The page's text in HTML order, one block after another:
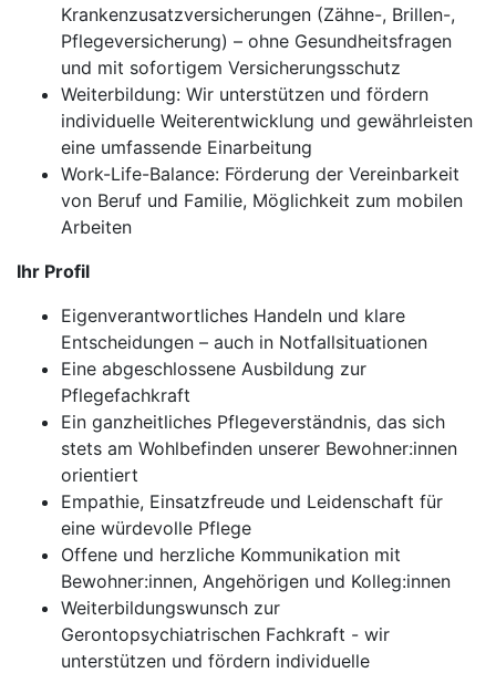
Krankenzusatzversicherungen (Zähne-, Brillen-,
Pflegeversicherung) – ohne Gesundheitsfragen
und mit sofortigem Versicherungsschutz
Weiterbildung: Wir unterstützen und fördern
individuelle Weiterentwicklung und gewährleisten
eine umfassende Einarbeitung
Work-Life-Balance: Förderung der Vereinbarkeit
von Beruf und Familie, Möglichkeit zum mobilen
Arbeiten
Ihr Profil
Eigenverantwortliches Handeln und klare
Entscheidungen – auch in Notfallsituationen
Eine abgeschlossene Ausbildung zur
Pflegefachkraft
Ein ganzheitliches Pflegeverständnis, das sich
stets am Wohlbefinden unserer Bewohner:innen
orientiert
Empathie, Einsatzfreude und Leidenschaft für
eine würdevolle Pflege
Offene und herzliche Kommunikation mit
Bewohner:innen, Angehörigen und Kolleg:innen
Weiterbildungswunsch zur
Gerontopsychiatrischen Fachkraft - wir
unterstützen und fördern individuelle